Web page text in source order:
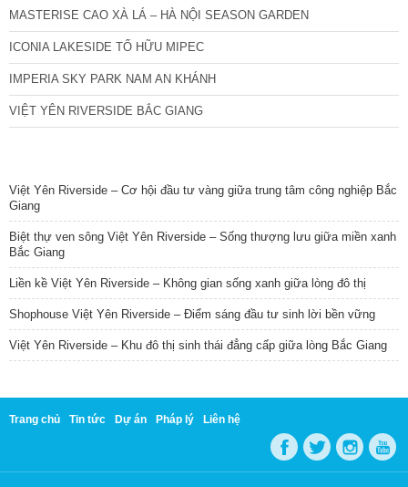
MASTERISE CAO XÀ LÁ – HÀ NỘI SEASON GARDEN
ICONIA LAKESIDE TỐ HỮU MIPEC
IMPERIA SKY PARK NAM AN KHÁNH
VIỆT YÊN RIVERSIDE BẮC GIANG
Việt Yên Riverside – Cơ hội đầu tư vàng giữa trung tâm công nghiệp Bắc
Giang
Biệt thự ven sông Việt Yên Riverside – Sống thượng lưu giữa miền xanh
Bắc Giang
Liền kề Việt Yên Riverside – Không gian sống xanh giữa lòng đô thị
Shophouse Việt Yên Riverside – Điểm sáng đầu tư sinh lời bền vững
Việt Yên Riverside – Khu đô thị sinh thái đẳng cấp giữa lòng Bắc Giang
Trang chủ Tin tức Dự án Pháp lý Liên hệ